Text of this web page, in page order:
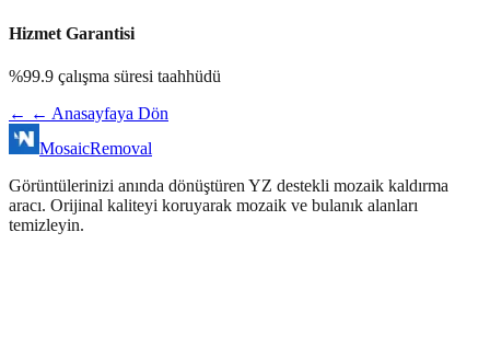
Hizmet Garantisi
%99.9 çalışma süresi taahhüdü
← ← Anasayfaya Dön
MosaicRemoval
Görüntülerinizi anında dönüştüren YZ destekli mozaik kaldırma
aracı. Orijinal kaliteyi koruyarak mozaik ve bulanık alanları
temizleyin.